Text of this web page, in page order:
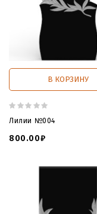
В КОРЗИНУ
Лилии №004
800.00₽